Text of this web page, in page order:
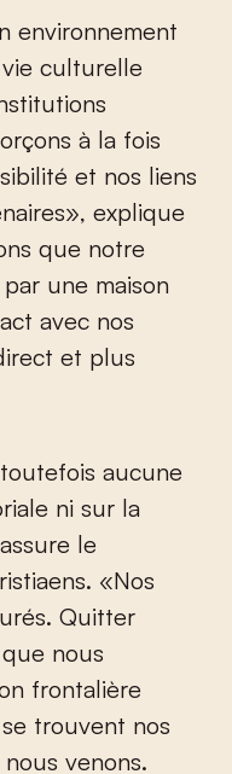
environnement
culturelle
à la fois
et nos liens
explique
que notre
une maison
avec nos
et plus
aucune
ni sur la
le
«Nos
Quitter
nous
frontalière
trouvent nos
venons.